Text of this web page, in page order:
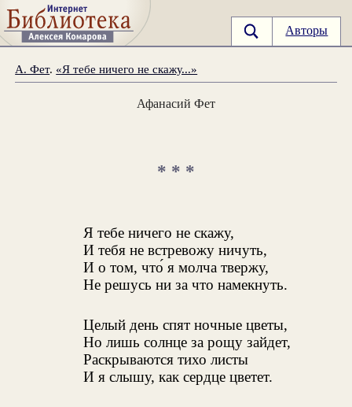
Авторы
А. Фет. «Я тебе ничего не скажу...»
Афанасий Фет
* * *
Я тебе ничего не скажу,
И тебя не встревожу ничуть,
И о том, что́ я молча твержу,
Не решусь ни за что намекнуть.
Целый день спят ночные цветы,
Но лишь солнце за рощу зайдет,
Раскрываются тихо листы
И я слышу, как сердце цветет.